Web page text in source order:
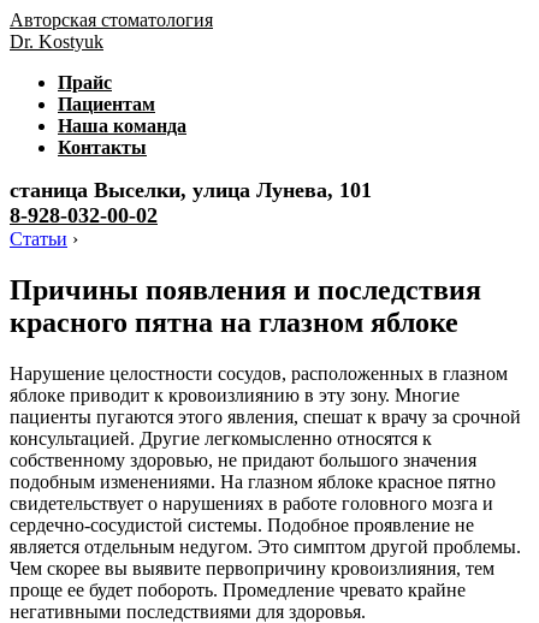
Авторская стоматология
Dr. Kostyuk
Прайс
Пациентам
Наша команда
Контакты
станица Выселки, улица Лунева, 101
8-928-032-00-02
Статьи ›
Причины появления и последствия
красного пятна на глазном яблоке
Нарушение целостности сосудов, расположенных в глазном
яблоке приводит к кровоизлиянию в эту зону. Многие
пациенты пугаются этого явления, спешат к врачу за срочной
консультацией. Другие легкомысленно относятся к
собственному здоровью, не придают большого значения
подобным изменениями. На глазном яблоке красное пятно
свидетельствует о нарушениях в работе головного мозга и
сердечно-сосудистой системы. Подобное проявление не
является отдельным недугом. Это симптом другой проблемы.
Чем скорее вы выявите первопричину кровоизлияния, тем
проще ее будет побороть. Промедление чревато крайне
негативными последствиями для здоровья.